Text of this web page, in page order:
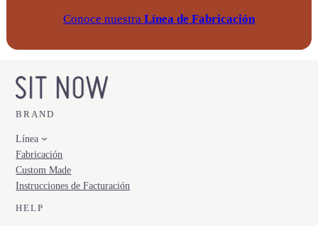
Conoce nuestra Línea de Fabricación
BRAND
Línea
Fabricación
Custom Made
Instrucciones de Facturación
HELP